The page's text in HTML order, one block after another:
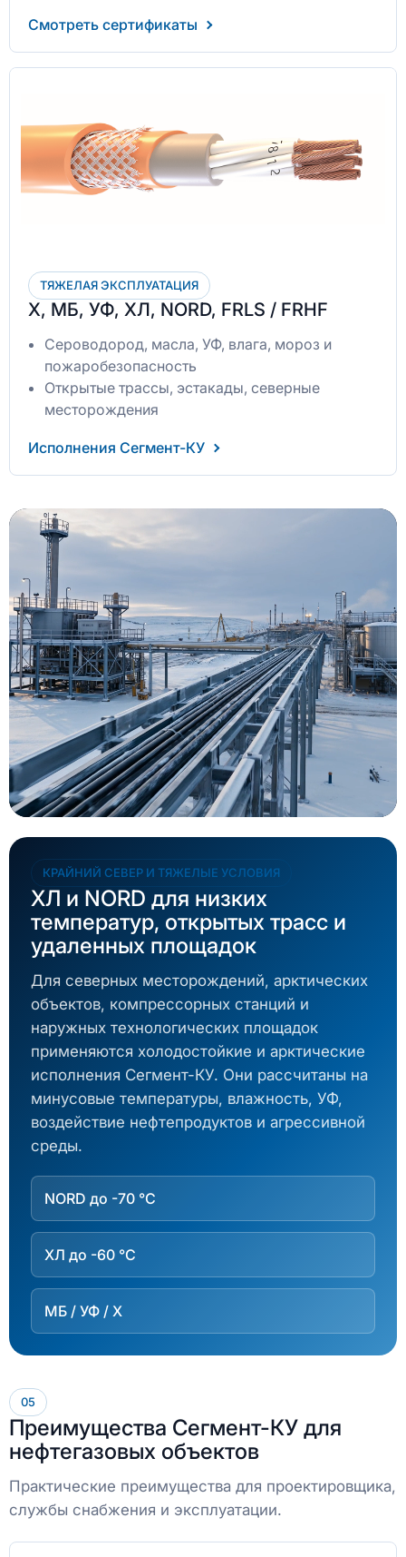
Смотреть сертификаты
ТЯЖЕЛАЯ ЭКСПЛУАТАЦИЯ
Х, МБ, УФ, ХЛ, NORD, FRLS / FRHF
Сероводород, масла, УФ, влага, мороз и
пожаробезопасность
Открытые трассы, эстакады, северные
месторождения
Исполнения Сегмент-КУ
КРАЙНИЙ СЕВЕР И ТЯЖЕЛЫЕ УСЛОВИЯ
ХЛ и NORD для низких
температур, открытых трасс и
удаленных площадок
Для северных месторождений, арктических
объектов, компрессорных станций и
наружных технологических площадок
применяются холодостойкие и арктические
исполнения Сегмент-КУ. Они рассчитаны на
минусовые температуры, влажность, УФ,
воздействие нефтепродуктов и агрессивной
среды.
NORD до -70 °C
ХЛ до -60 °C
МБ / УФ / Х
05
Преимущества Сегмент-КУ для
нефтегазовых объектов
Практические преимущества для проектировщика,
службы снабжения и эксплуатации.